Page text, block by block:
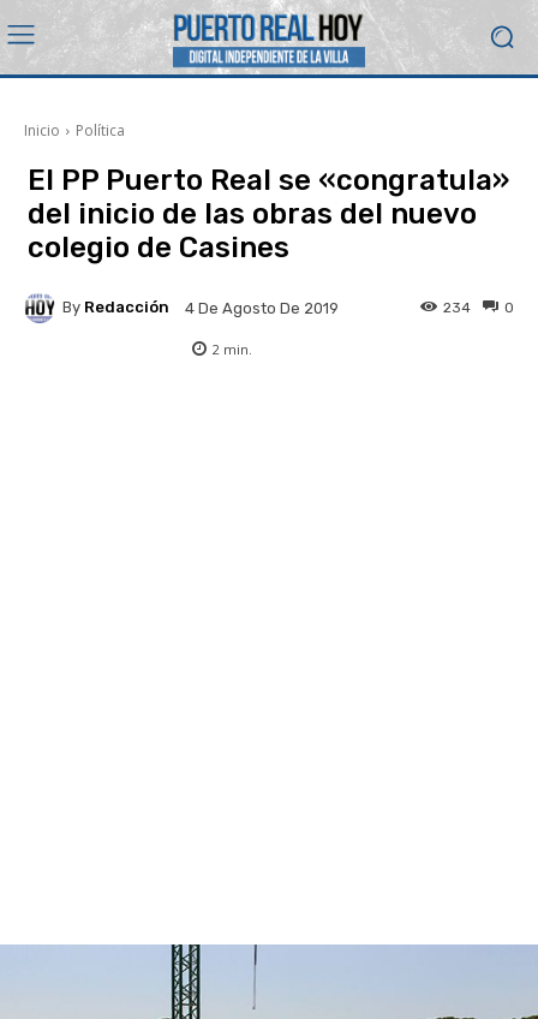
Inicio Política
El PP Puerto Real se «congratula»
del inicio de las obras del nuevo
colegio de Casines
By Redacción 4 De Agosto De 2019 0
234
2 min.